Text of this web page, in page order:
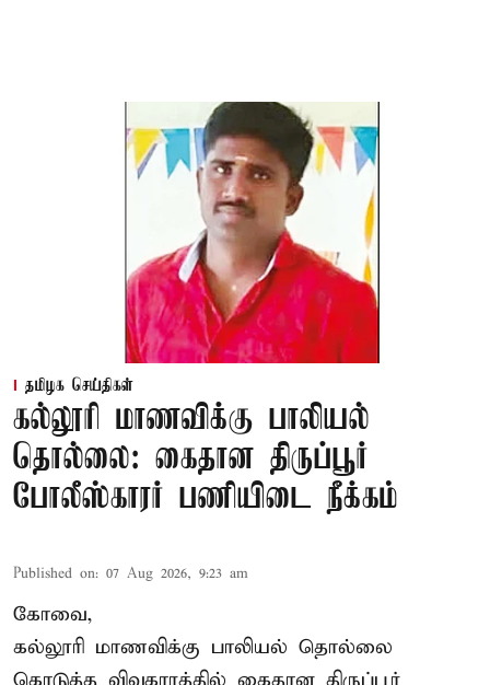
தமிழக செய்திகள்
கல்லூரி மாணவிக்கு பாலியல்
தொல்லை: கைதான திருப்பூர்
போலீஸ்காரர் பணியிடை நீக்கம்
Published on: 07 Aug 2026, 9:23 am
கோவை,
கல்லூரி மாணவிக்கு பாலியல் தொல்லை
கொடுத்த விவகாரத்தில் கைதான திருப்பூர்